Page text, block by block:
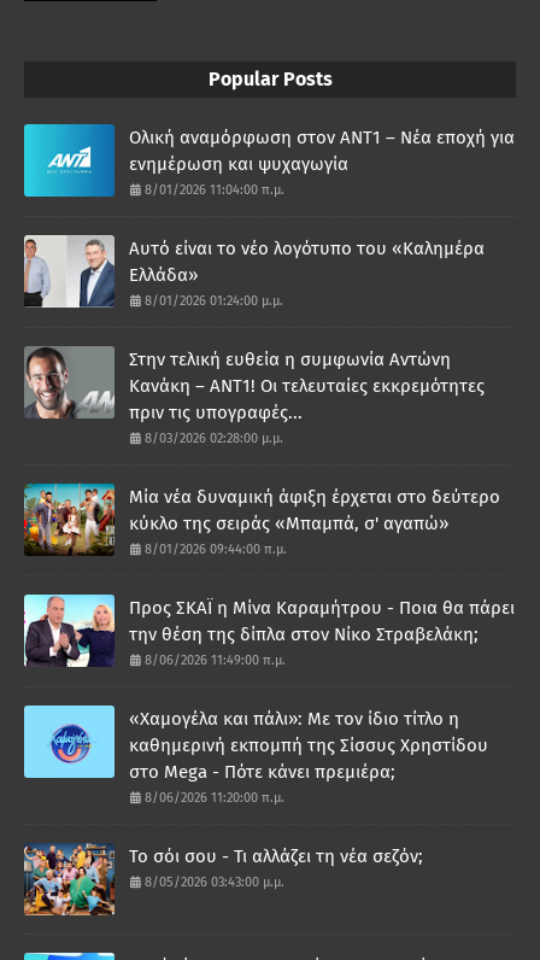
Popular Posts
Ολική αναμόρφωση στον ΑΝΤ1 – Νέα εποχή για
ενημέρωση και ψυχαγωγία
8/01/2026 11:04:00 π.μ.
Αυτό είναι το νέο λογότυπο του «Καλημέρα
Ελλάδα»
8/01/2026 01:24:00 μ.μ.
Στην τελική ευθεία η συμφωνία Αντώνη
Κανάκη – ΑΝΤ1! Οι τελευταίες εκκρεμότητες
πριν τις υπογραφές...
8/03/2026 02:28:00 μ.μ.
Μία νέα δυναμική άφιξη έρχεται στο δεύτερο
κύκλο της σειράς «Μπαμπά, σ' αγαπώ»
8/01/2026 09:44:00 π.μ.
Προς ΣΚΑΪ η Μίνα Καραμήτρου - Ποια θα πάρει
την θέση της δίπλα στον Νίκο Στραβελάκη;
8/06/2026 11:49:00 π.μ.
«Χαμογέλα και πάλι»: Με τον ίδιο τίτλο η
καθημερινή εκπομπή της Σίσσυς Χρηστίδου
στο Mega - Πότε κάνει πρεμιέρα;
8/06/2026 11:20:00 π.μ.
Το σόι σου - Τι αλλάζει τη νέα σεζόν;
8/05/2026 03:43:00 μ.μ.